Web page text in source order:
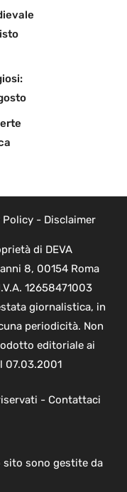
Policy- Disclaimer
di DEVA
8, 00154 Roma
12658471003
giornalistica, in
periodicità. Non
editoriale ai
07.03.2001
- Contattaci
sono gestite da